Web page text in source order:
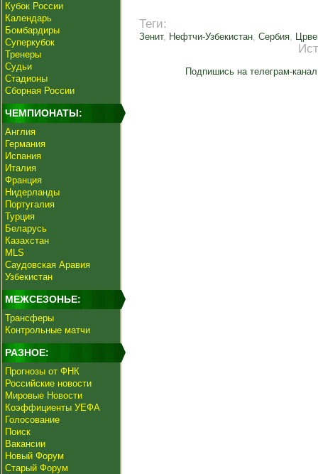
Кубок России
Календарь
Бомбардиры
Суперкубок
Тренеры
Судьи
Стадионы
Сборная России
ЧЕМПИОНАТЫ:
Англия
Германия
Испания
Италия
Франция
Нидерланды
Португалия
Турция
Беларусь
Казахстан
MLS
Саудовская Аравия
Узбекистан
МЕЖСЕЗОНЬЕ:
Трансферы
Контрольные матчи
РАЗНОЕ:
Прогнозы от ФНК
Российские новости
Мировые Новости
Коэффициенты УЕФА
Голосование
Поиск
Вакансии
Новый Форум
Старый Форум
Теги:
Зенит, Нефтчи-Узбекистан, Сербия,
Подпишись на телеграм-